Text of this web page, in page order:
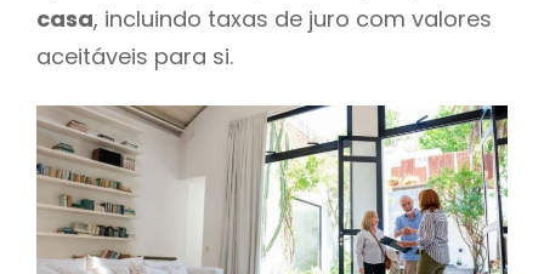
casa, incluindo taxas de juro com valores
aceitáveis para si.